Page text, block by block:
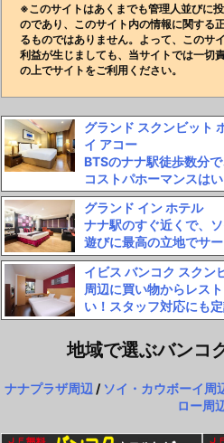
※このサイトはあくまでも管理人並びに
のであり、このサイト内の情報に関する
るものではありません。よって、このサ
利益が生じましても、当サイトでは一切
の上でサイトをご利用ください。
グランド スクンビット
イ アコー
BTSのナナ駅徒歩数分
コストパホーマンスはい
グランド イン ホテル
ナナ駅のすぐ近くで、
遊びに最高の立地でサ
イビス バンコク スクン
周辺に買い物からレス
い！スタッフ対応にも
地域で選ぶバンコ
ナナプラザ周辺/ ソイ・カウボーイ周
ロー周